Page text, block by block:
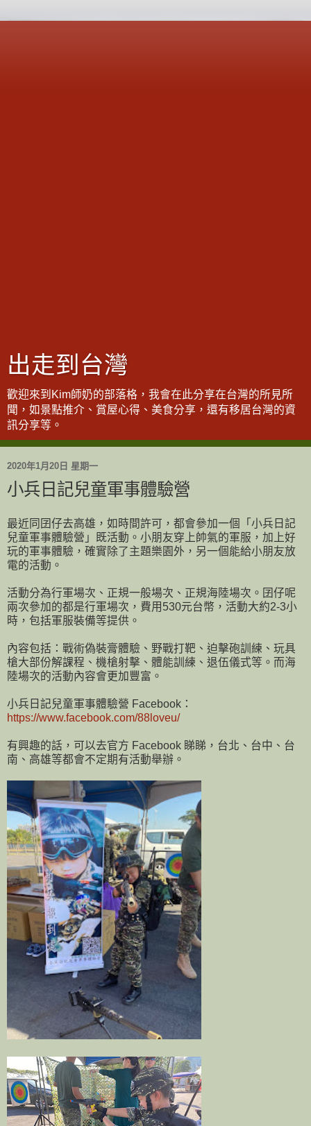
出走到台灣
歡迎來到Kim師奶的部落格，我會在此分享在台灣的所見所
聞，如景點推介、賞屋心得、美食分享，還有移居台灣的資
訊分享等。
2020年1月20日 星期一
小兵日記兒童軍事體驗營
最近同囝仔去高雄，如時間許可，都會參加一個「小兵日記
兒童軍事體驗營」既活動。小朋友穿上帥氣的軍服，加上好
玩的軍事體驗，確實除了主題樂園外，另一個能給小朋友放
電的活動。
活動分為行軍場次、正規一般場次、正規海陸場次。囝仔呢
兩次參加的都是行軍場次，費用530元台幣，活動大約2-3小
時，包括軍服裝備等提供。
內容包括：戰術偽裝膏體驗、野戰打靶、迫擊砲訓練、玩具
槍大部份解課程、機槍射擊、體能訓練、退伍儀式等。而海
陸場次的活動內容會更加豐富。
小兵日記兒童軍事體驗營 Facebook：
https://www.facebook.com/88loveu/
有興趣的話，可以去官方 Facebook 睇睇，台北、台中、台
南、高雄等都會不定期有活動舉辦。